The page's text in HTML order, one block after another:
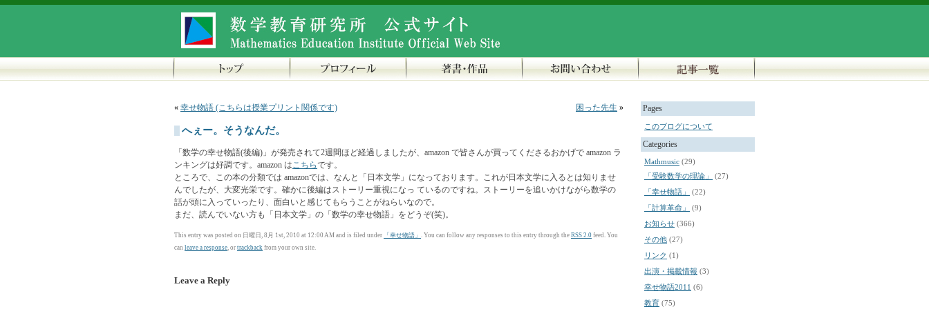
« 幸せ物語 (こちらは授業プリント関係です) 困った先生 »
へぇー。そうなんだ。
「数学の幸せ物語(後編)」が発売されて2週間ほど経過しましたが、amazon で皆さんが買ってくださるおかげで amazon ラ
ンキングは好調です。amazon はこちらです。
ところで、この本の分類では amazonでは、なんと「日本文学」になっております。これが日本文学に入るとは知りませ
んでしたが、大変光栄です。確かに後編はストーリー重視になっ ているのですね。ストーリーを追いかけながら数学の
話が頭に入っていったり、面白いと感じてもらうことがねらいなので。
まだ、読んでいない方も「日本文学」の「数学の幸せ物語」をどうぞ(笑)。
This entry was posted on 日曜日, 8月 1st, 2010 at 12:00 AM and is filed under 「幸せ物語」 . You can follow any responses to this entry through the RSS 2.0 feed. You
can leave a response, or trackback from your own site.
Leave a Reply
Pages
このブログについて
Categories
Mathmusic (29)
「受験数学の理論」
(27)
「幸せ物語」
(22)
「計算革命」
(9)
お知らせ (366)
その他 (27)
リンク (1)
出演・掲載情報 (3)
幸せ物語2011 (6)
教育 (75)